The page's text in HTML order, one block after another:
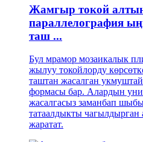
Жамгыр токой
параллелография
таш ...
Бул мрамор мозаикалык
жылуу токойлорду
таштан жасалган
формасы бар. Алардын
жасалгасыз заманбап
татаалдыкты чагылдырган
жаратат.